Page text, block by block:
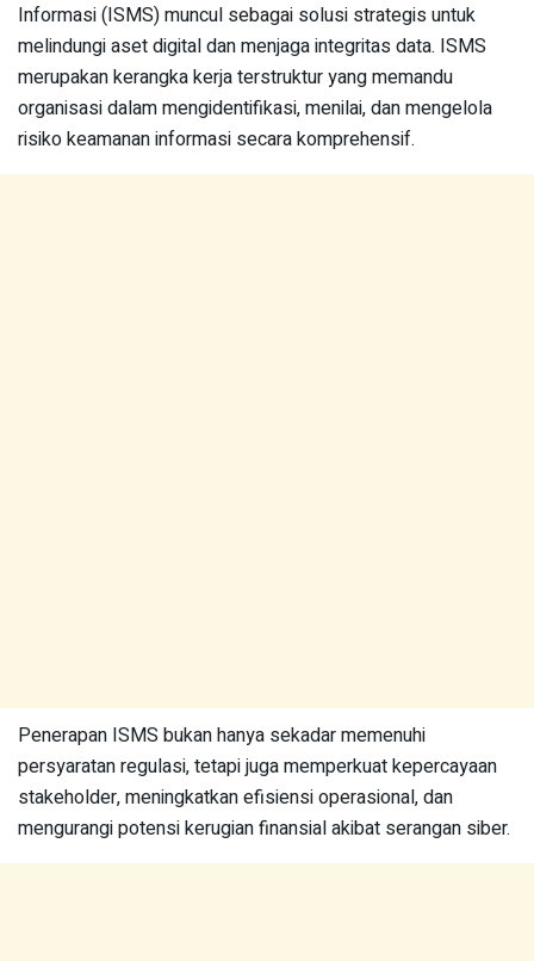
Informasi (ISMS) muncul sebagai solusi strategis untuk
melindungi aset digital dan menjaga integritas data. ISMS
merupakan kerangka kerja terstruktur yang memandu
organisasi dalam mengidentifikasi, menilai, dan mengelola
risiko keamanan informasi secara komprehensif.
Penerapan ISMS bukan hanya sekadar memenuhi
persyaratan regulasi, tetapi juga memperkuat kepercayaan
stakeholder, meningkatkan efisiensi operasional, dan
mengurangi potensi kerugian finansial akibat serangan siber.